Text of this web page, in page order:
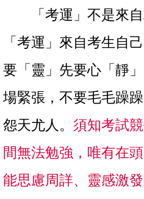
「考運」不是來自
「考運」來自考生自
要「靈」先要心「靜
場緊張，不要毛毛躁
怨天尤人。 須知考試
間無法勉強，唯有在
能思慮周詳、靈感激